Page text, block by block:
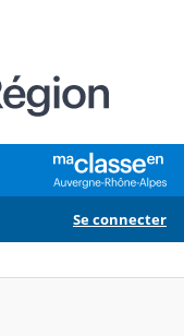
Se connecter